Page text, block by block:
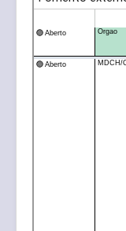
Contato